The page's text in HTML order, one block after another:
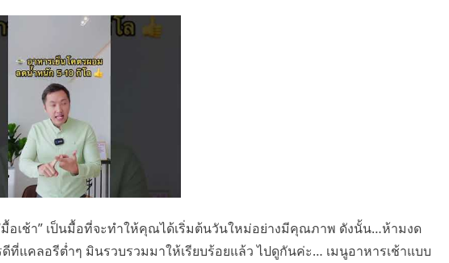
มื้อเช้า” เป็นมื้อที่จะทำให้คุณได้เริ่มต้นวันใหม่อย่างมีคุณภาพ ดังนั้น…ห้ามงด
ที่แคลอรีต่ำๆ มินรวบรวมมาให้เรียบร้อยแล้ว ไปดูกันค่ะ… เมนูอาหารเช้าแบบ